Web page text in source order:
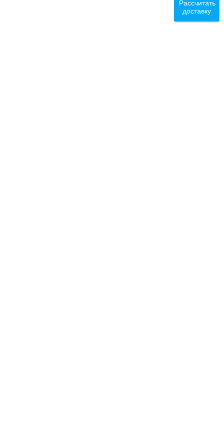
Рассчитать
доставку